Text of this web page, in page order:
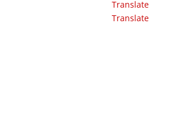
Translate
Translate